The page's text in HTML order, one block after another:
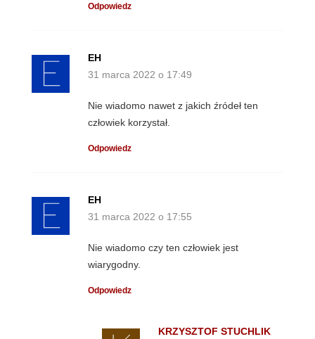
Odpowiedz
EH
31 marca 2022 o 17:49
Nie wiadomo nawet z jakich źródeł ten
człowiek korzystał.
Odpowiedz
EH
31 marca 2022 o 17:55
Nie wiadomo czy ten człowiek jest
wiarygodny.
Odpowiedz
KRZYSZTOF STUCHLIK